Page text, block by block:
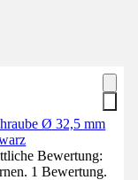
Ø 32,5 mm
Bewertung:
1 Bewertung.